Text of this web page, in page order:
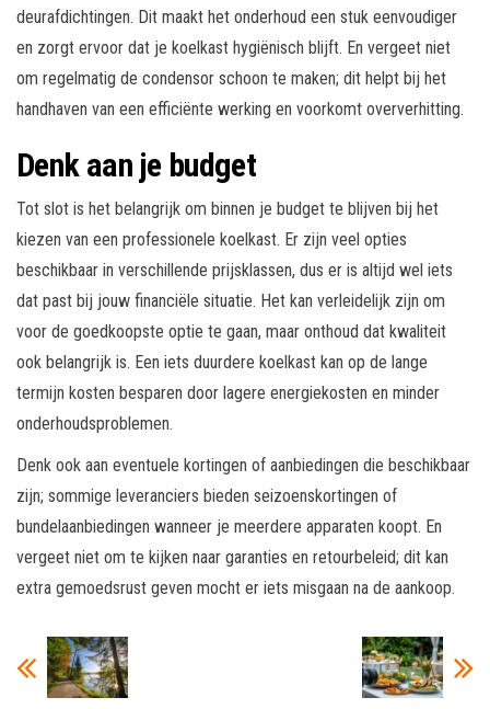
deurafdichtingen. Dit maakt het onderhoud een stuk eenvoudiger
en zorgt ervoor dat je koelkast hygiënisch blijft. En vergeet niet
om regelmatig de condensor schoon te maken; dit helpt bij het
handhaven van een efficiënte werking en voorkomt oververhitting.
Denk aan je budget
Tot slot is het belangrijk om binnen je budget te blijven bij het
kiezen van een professionele koelkast. Er zijn veel opties
beschikbaar in verschillende prijsklassen, dus er is altijd wel iets
dat past bij jouw financiële situatie. Het kan verleidelijk zijn om
voor de goedkoopste optie te gaan, maar onthoud dat kwaliteit
ook belangrijk is. Een iets duurdere koelkast kan op de lange
termijn kosten besparen door lagere energiekosten en minder
onderhoudsproblemen.
Denk ook aan eventuele kortingen of aanbiedingen die beschikbaar
zijn; sommige leveranciers bieden seizoenskortingen of
bundelaanbiedingen wanneer je meerdere apparaten koopt. En
vergeet niet om te kijken naar garanties en retourbeleid; dit kan
extra gemoedsrust geven mocht er iets misgaan na de aankoop.